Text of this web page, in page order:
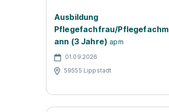
Ausbildung
Pflegefachfrau/Pflegefachm
ann (3 Jahre) apm
01.09.2026
59555 Lippstadt